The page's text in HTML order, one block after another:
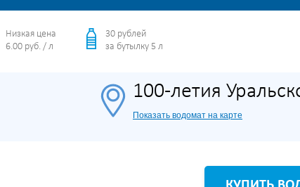
Низкая цена
6.00 руб. / л
30 рублей
за бутылку 5 л
100-летия
Показать водомат на карте